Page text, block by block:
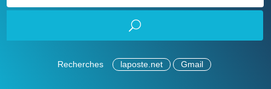
Recherches laposte.net Gmail